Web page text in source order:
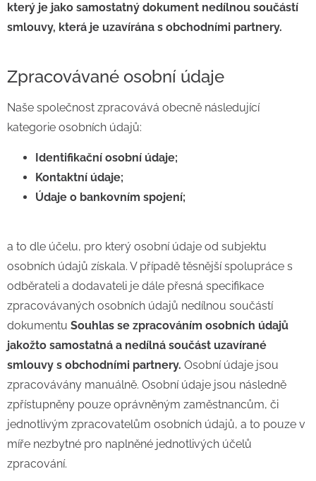
který je jako samostatný dokument nedílnou součástí
smlouvy, která je uzavírána s obchodními partnery.
Zpracovávané osobní údaje
Naše společnost zpracovává obecně následující
kategorie osobních údajů:
Identifikační osobní údaje;
Kontaktní údaje;
Údaje o bankovním spojení;
a to dle účelu, pro který osobní údaje od subjektu
osobních údajů získala. V případě těsnější spolupráce s
odběrateli a dodavateli je dále přesná specifikace
zpracovávaných osobních údajů nedílnou součástí
dokumentu Souhlas se zpracováním osobních údajů
jakožto samostatná a nedílná součást uzavírané
smlouvy s obchodními partnery. Osobní údaje jsou
zpracovávány manuálně. Osobní údaje jsou následně
zpřístupněny pouze oprávněným zaměstnancům, či
jednotlivým zpracovatelům osobních údajů, a to pouze v
míře nezbytné pro naplněné jednotlivých účelů
zpracování.